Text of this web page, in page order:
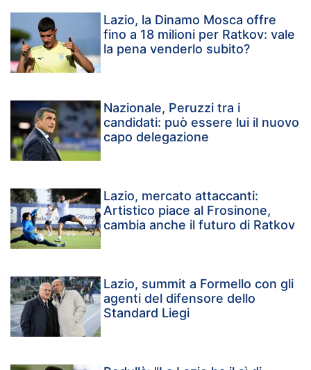
Lazio, la Dinamo Mosca offre
fino a 18 milioni per Ratkov: vale
la pena venderlo subito?
Nazionale, Peruzzi tra i
candidati: può essere lui il nuovo
capo delegazione
Lazio, mercato attaccanti:
Artistico piace al Frosinone,
cambia anche il futuro di Ratkov
Lazio, summit a Formello con gli
agenti del difensore dello
Standard Liegi